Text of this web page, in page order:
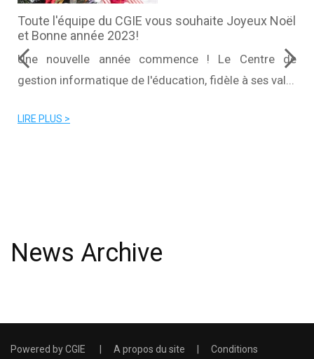
Toute l'équipe du CGIE vous souhaite Joyeux Noël
et Bonne année 2023!
Une nouvelle année commence ! Le Centre de
gestion informatique de l'éducation, fidèle à ses val...
LIRE PLUS >
News Archive
Powered byCGIE A propos du site Conditions